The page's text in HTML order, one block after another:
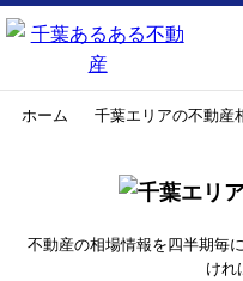
ホーム 千葉エリアの不動産
不動産の相場情報を四半期毎
けれ